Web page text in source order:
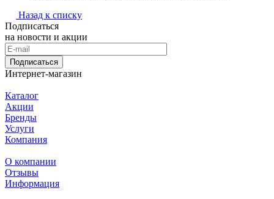
Назад к списку
Подписаться
на новости и акции
Подписаться
Интернет-магазин
Каталог
Акции
Бренды
Услуги
Компания
О компании
Отзывы
Информация